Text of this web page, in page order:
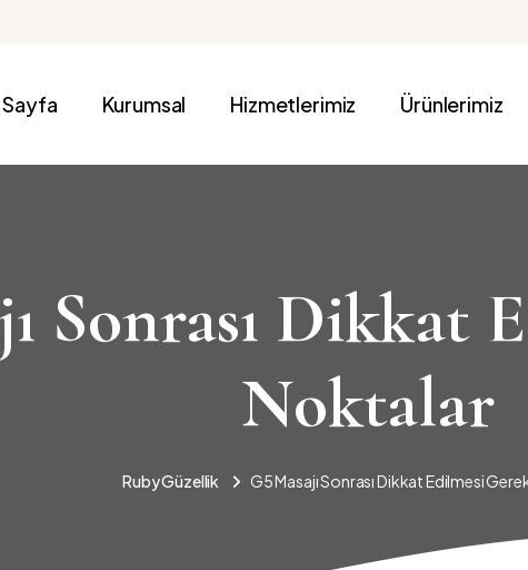
Sayfa Kurumsal Hizmetlerimiz Ürünlerimiz
Sonrası Dikkat
Noktalar
Ruby Güzellik G5 Masajı Sonrası Dikkat Edilmesi